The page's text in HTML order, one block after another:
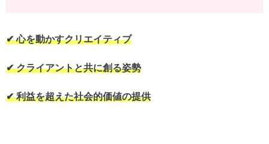
✔︎ 心を動かすクリエイティブ
✔︎ クライアントと共に創る姿勢
✔︎ 利益を超えた社会的価値の提供